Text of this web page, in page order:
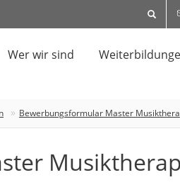
Wer wir sind
Bewerbungsformular Master